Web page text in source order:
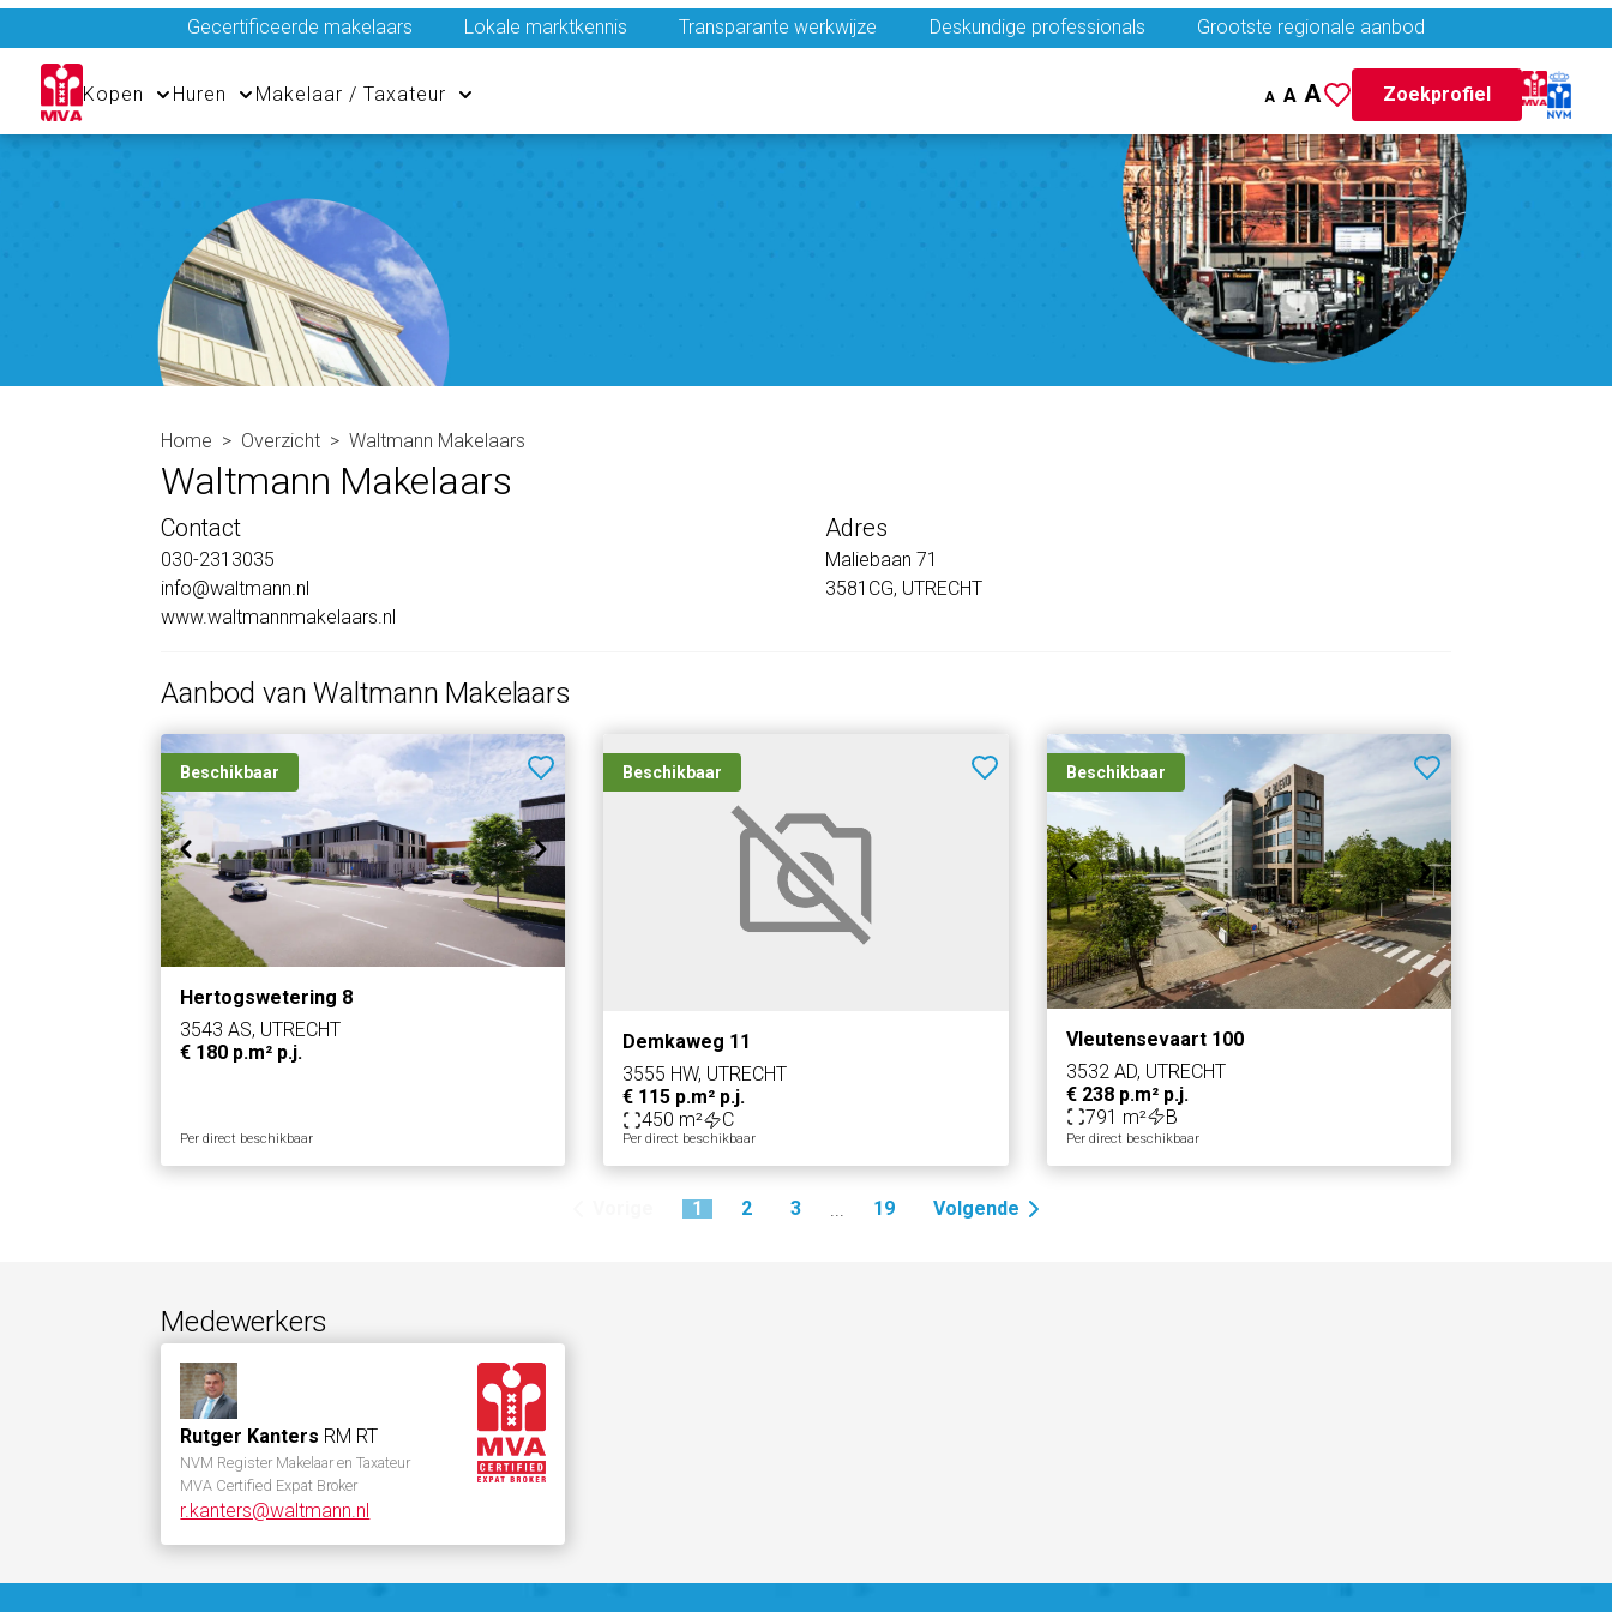
Gecertificeerde makelaars Lokale marktkennis Transparante werkwijze Deskundige professionals Grootste regionale aanbod
Kopen Huren Makelaar / Taxateur A A A Zoekprofiel
Home Overzicht Waltmann Makelaars
Waltmann Makelaars
Contact
030-2313035
info@waltmann.nl
www.waltmannmakelaars.nl
Adres
Maliebaan 71
3581CG, UTRECHT
Aanbod van Waltmann Makelaars
Beschikbaar
Hertogswetering 8
3543 AS, UTRECHT
€ 180 p.m² p.j.
Per direct beschikbaar
Beschikbaar
Demkaweg 11
3555 HW, UTRECHT
€ 115 p.m² p.j.
450 m²
C
Per direct beschikbaar
Beschikbaar
Vleutensevaart 100
3532 AD, UTRECHT
€ 238 p.m² p.j.
791 m²
B
Per direct beschikbaar
1 2 3 19 Volgende
Medewerkers
Rutger Kanters RM RT
NVM Register Makelaar en Taxateur
MVA Certified Expat Broker
r.kanters@waltmann.nl